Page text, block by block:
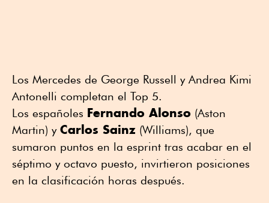
Los Mercedes de George Russell y Andrea Kimi
Antonelli completan el Top 5.
Los españoles Fernando Alonso (Aston
Martin) y Carlos Sainz (Williams), que
sumaron puntos en la esprint tras acabar en el
séptimo y octavo puesto, invirtieron posiciones
en la clasificación horas después.